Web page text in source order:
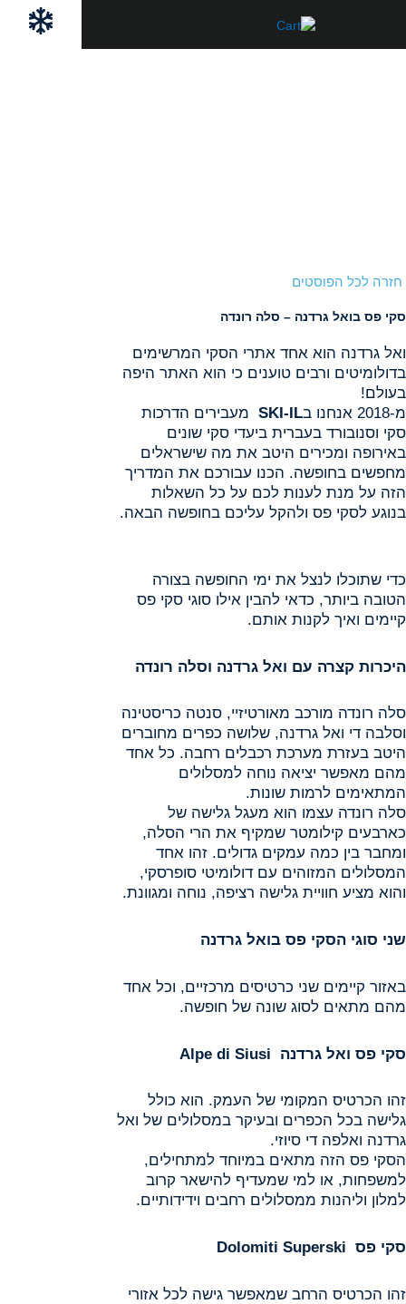
חזרה לכל הפוסטים
סקי פס בואל גרדנה – סלה רונדה
ואל גרדנה הוא אחד אתרי הסקי המרשימים
בדולומיטים ורבים טוענים כי הוא האתר היפה
בעולם!
מ-2018 אנחנו ב
SKI-IL מעבירים הדרכות
סקי וסנובורד בעברית ביעדי סקי שונים
באירופה ומכירים היטב את מה שישראלים
מחפשים בחופשה. הכנו עבורכם את המדריך
הזה על מנת לענות לכם על כל השאלות
בנוגע לסקי פס ולהקל עליכם בחופשה הבאה.
כדי שתוכלו לנצל את ימי החופשה בצורה
הטובה ביותר, כדאי להבין אילו סוגי סקי פס
קיימים ואיך לקנות אותם.
היכרות קצרה עם ואל גרדנה וסלה רונדה
סלה רונדה מורכב מאורטיזיי, סנטה כריסטינה
וסלבה די ואל גרדנה, שלושה כפרים מחוברים
היטב בעזרת מערכת רכבלים רחבה. כל אחד
מהם מאפשר יציאה נוחה למסלולים
המתאימים לרמות שונות.
סלה רונדה עצמו הוא מעגל גלישה של
כארבעים קילומטר שמקיף את הרי הסלה,
ומחבר בין כמה עמקים גדולים. זהו אחד
המסלולים המזוהים עם דולומיטי סופרסקי,
והוא מציע חוויית גלישה רציפה, נוחה ומגוונת.
שני סוגי הסקי פס בואל גרדנה
באזור קיימים שני כרטיסים מרכזיים, וכל אחד
מהם מתאים לסוג שונה של חופשה.
סקי פס ואל גרדנה
זהו הכרטיס המקומי של העמק. הוא כולל
גלישה בכל הכפרים ובעיקר במסלולים של ואל
גרדנה ואלפה די סיוזי.
הסקי פס הזה מתאים במיוחד למתחילים,
למשפחות, או למי שמעדיף להישאר קרוב
למלון וליהנות ממסלולים רחבים וידידותיים.
סקי פס
זהו הכרטיס הרחב שמאפשר גישה לכל אזורי